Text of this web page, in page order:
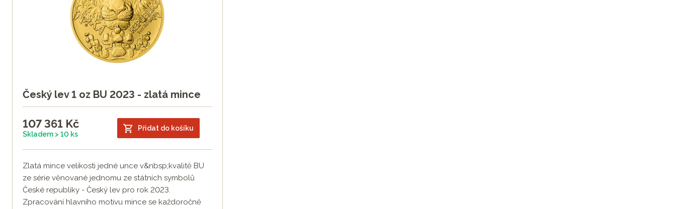
Český lev 1 oz BU 2023 - zlatá mince
107 361 Kč
Skladem > 10 ks
Přidat do košíku
Zlatá mince velikosti jedné unce v&nbsp;kvalitě BU
ze série věnované jednomu ze státních symbolů
České republiky - Český lev pro rok 2023.
Zpracování hlavního motivu mince se každoročně